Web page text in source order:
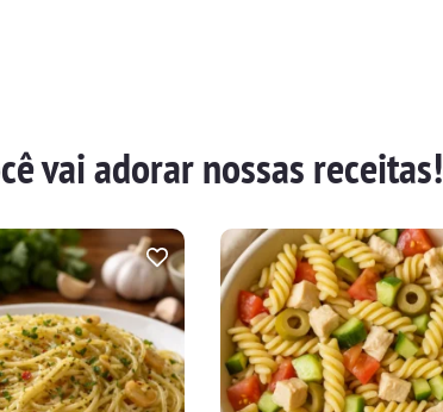
vai adorar nossas receitas!